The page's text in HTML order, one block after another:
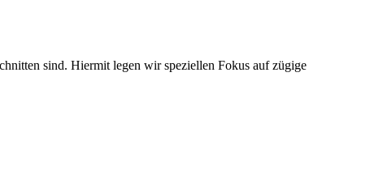
sind. Hiermit legen wir speziellen Fokus auf zügige